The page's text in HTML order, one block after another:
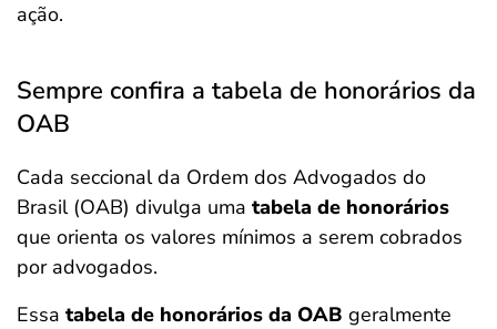
ação​.
Sempre confira a tabela de honorários da
OAB
Cada seccional da Ordem dos Advogados do
Brasil (OAB) divulga uma tabela de honorários
que orienta os valores mínimos a serem cobrados
por advogados.
Essa tabela de honorários da OAB geralmente